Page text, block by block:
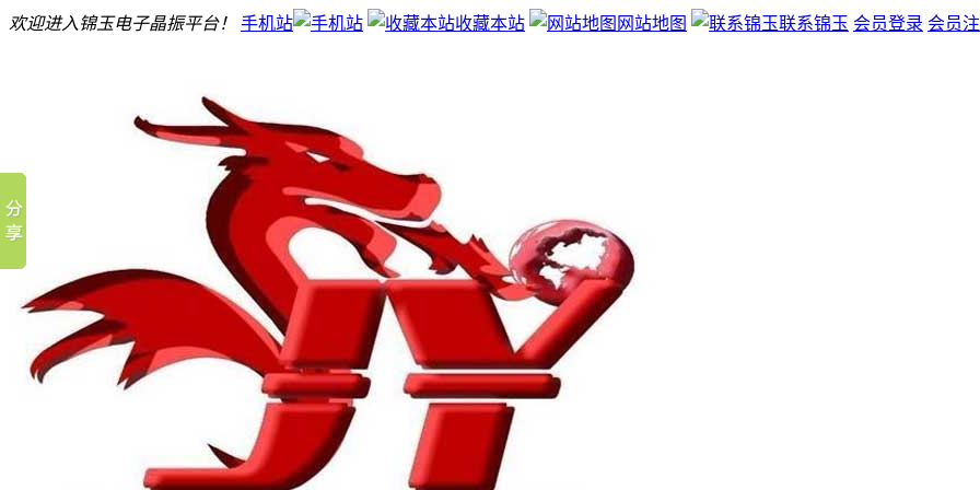
欢迎进入锦玉电子晶振平台！ 手机站 收藏本站 网站地图 联系锦玉 会员登录 会员